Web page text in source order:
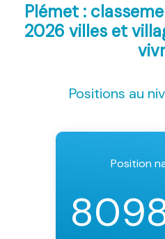
Plémet :
2026 villes et
Positions au
Position